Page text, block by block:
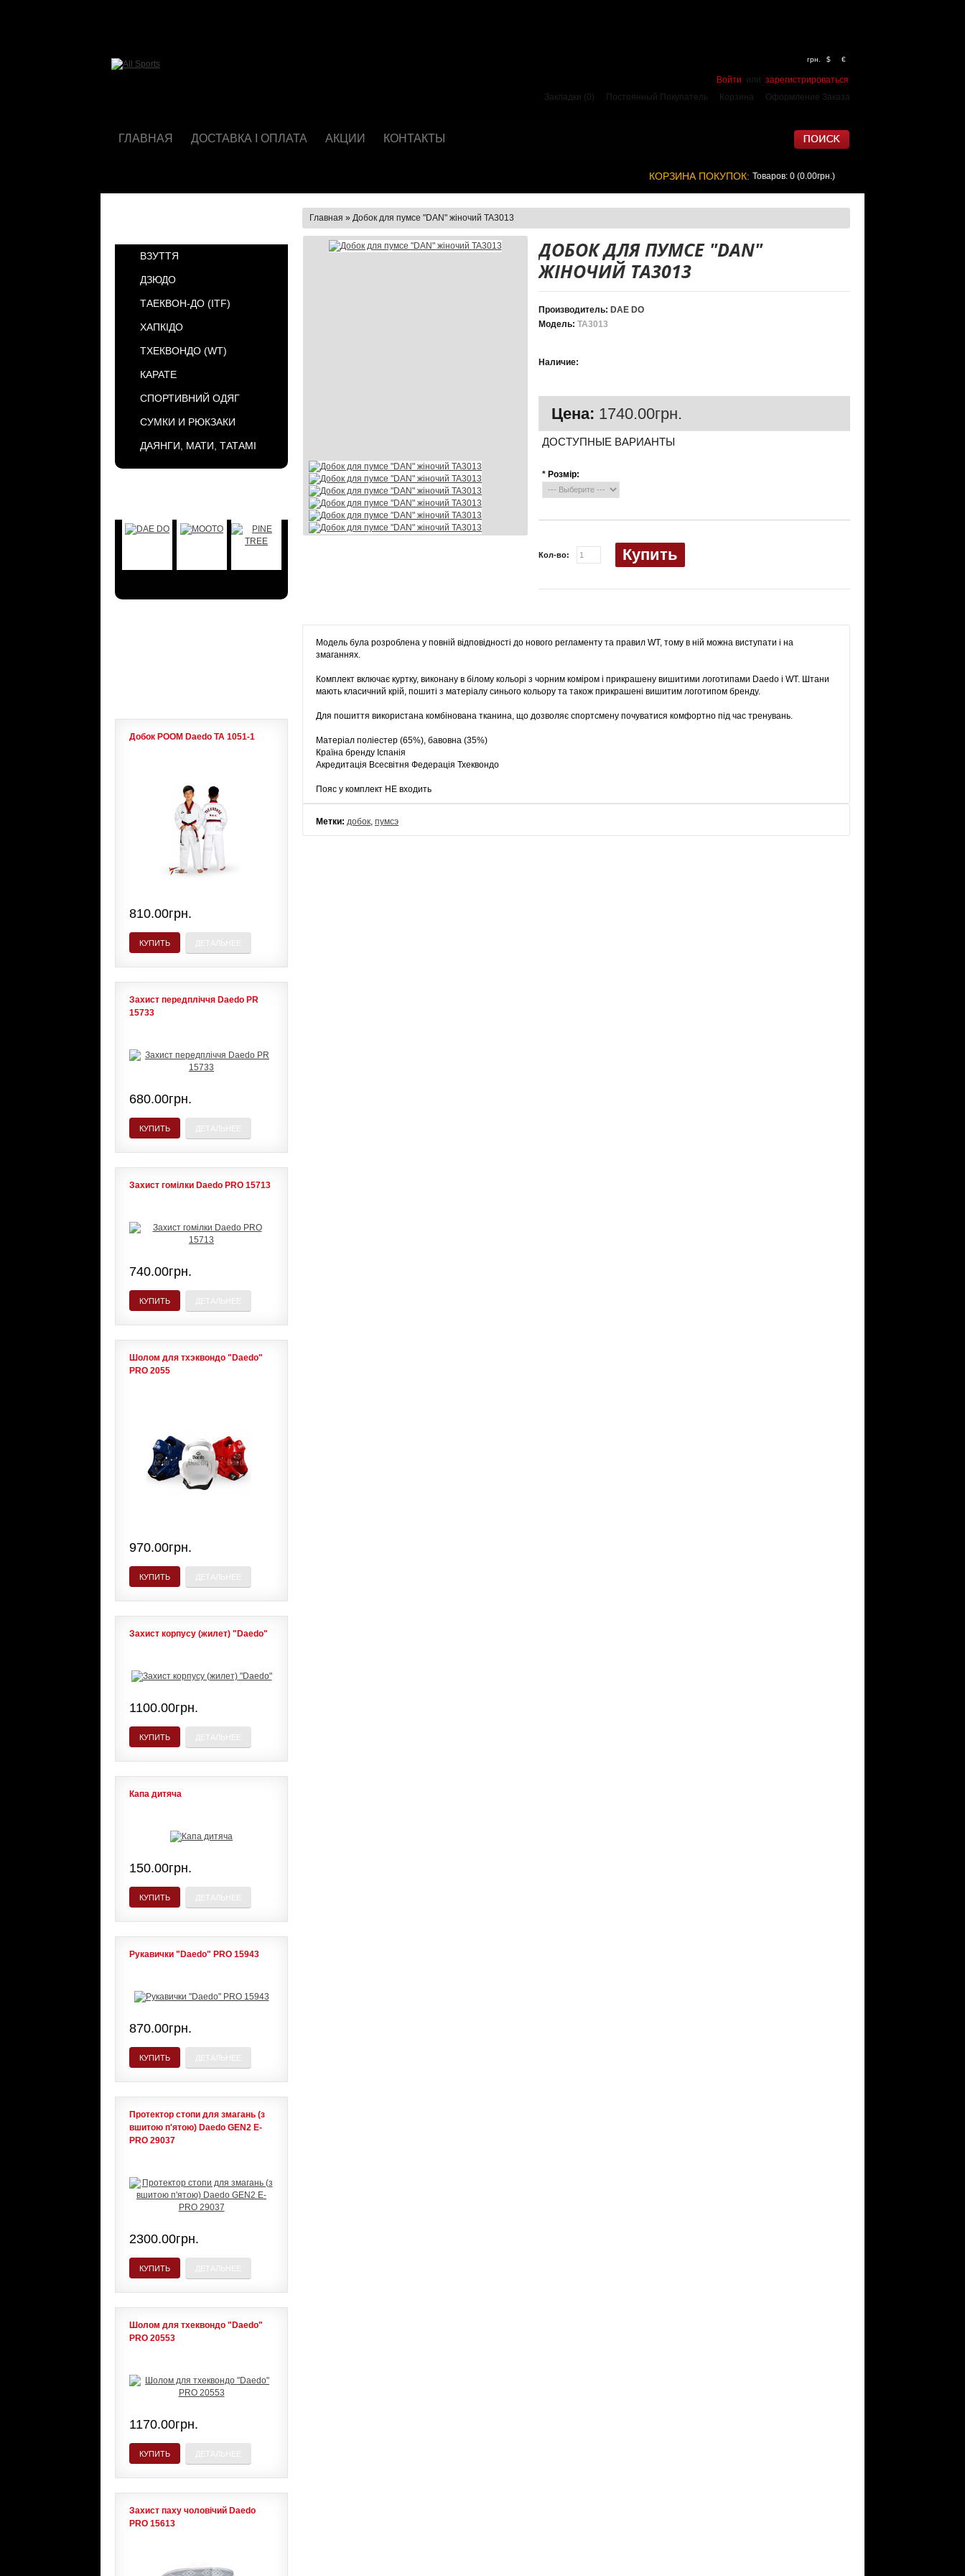
грн. $ €
Войти или зарегистрироваться
Закладки (0)
Постоянный Покупатель Корзина Оформление Заказа
ГЛАВНАЯ ДОСТАВКА І ОПЛАТА АКЦИИ КОНТАКТЫ
КОРЗИНА ПОКУПОК: Товаров: 0 (0.00грн.)
ВЗУТТЯ
ДЗЮДО
ТАЕКВОН-ДО (ІТF)
ХАПКІДО
ТХЕКВОНДО (WT)
КАРАТЕ
СПОРТИВНИЙ ОДЯГ
СУМКИ И РЮКЗАКИ
ДАЯНГИ, МАТИ, ТАТАМІ
Добок POOM Daedo ТА 1051-1
810.00грн.
КУПИТЬ
Захист передпліччя Daedo PR
15733
680.00грн.
КУПИТЬ
Захист гомілки Daedo PRO 15713
740.00грн.
КУПИТЬ
Шолом для тхэквондо "Daedo"
PRO 2055
970.00грн.
КУПИТЬ
Захист корпусу (жилет) "Daedo"
1100.00грн.
КУПИТЬ
Капа дитяча
150.00грн.
КУПИТЬ
Рукавички "Daedo" PRO 15943
870.00грн.
КУПИТЬ
Протектор стопи для змагань (з
вшитою п'ятою) Daedo GEN2 E-
PRO 29037
2300.00грн.
КУПИТЬ
Шолом для тхеквондо "Daedo"
PRO 20553
1170.00грн.
КУПИТЬ
Захист паху чоловічий Daedo
PRO 15613
Главная » Добок для пумсе "DAN" жіночий TA3013
ДОБОК ДЛЯ ПУМСЕ "DAN"
ЖІНОЧИЙ TA3013
Производитель: DAE DO
Модель: TA3013
Наличие:
Цена: 1740.00грн.
ДОСТУПНЫЕ ВАРИАНТЫ
* Розмір:
Кол-во: Купить
Модель була розроблена у повній відповідності до нового регламенту та правил WT, тому в ній можна виступати і на
змаганнях.
Комплект включає куртку, виконану в білому кольорі з чорним коміром і прикрашену вишитими логотипами Daedo і WT. Штани
мають класичний крій, пошиті з матеріалу синього кольору та також прикрашені вишитим логотипом бренду.
Для пошиття використана комбінована тканина, що дозволяє спортсмену почуватися комфортно під час тренувань.
Матеріал поліестер (65%), бавовна (35%)
Країна бренду Іспанія
Акредитація Всесвітня Федерація Тхеквондо
Пояс у комплект НЕ входить
Метки: добок, пумсэ